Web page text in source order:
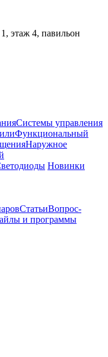
этаж 4, павильон
Системы управления
Функциональный
Наружное
Новинки
СтатьиВопрос-
и программы